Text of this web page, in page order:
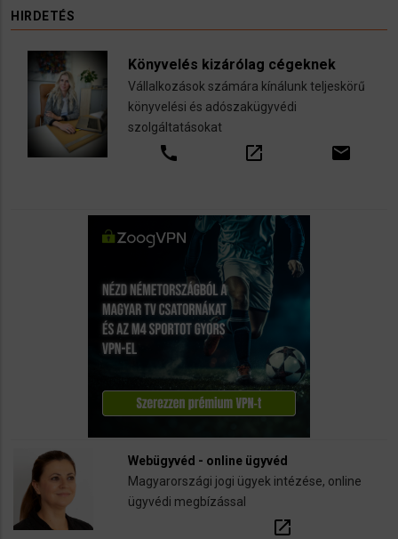
HIRDETÉS
Könyvelés kizárólag cégeknek
Vállalkozások számára kínálunk teljeskörű
könyvelési és adószakügyvédi
szolgáltatásokat
call open_in_new email
Webügyvéd - online ügyvéd
Magyarországi jogi ügyek intézése, online
ügyvédi megbízással
open_in_new